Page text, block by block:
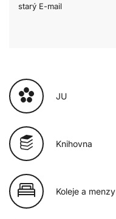
starý E-mail
JU
Knihovna
Koleje a menzy